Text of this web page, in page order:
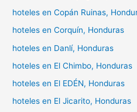
hoteles en Copán Ruinas,
hoteles en Corquín, Honduras
hoteles en Danlí, Honduras
hoteles en El Chimbo, Honduras
hoteles en El EDÉN, Honduras
hoteles en El Jicarito, Honduras